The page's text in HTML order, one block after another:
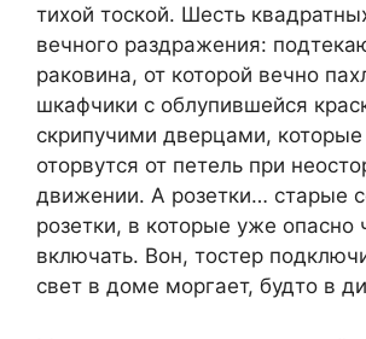
тихой тоской. Шесть
вечного раздражения:
раковина, от которой вечно
шкафчики с облупившейся
скрипучими дверцами, которые
оторвутся от петель при
движении. А розетки… старые
розетки, в которые уже опасно
включать. Вон, тостер
свет в доме моргает, будто в